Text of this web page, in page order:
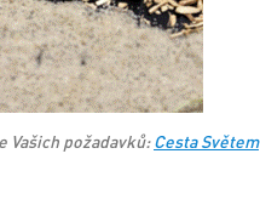
Vašich požadavků:Cesta Světem